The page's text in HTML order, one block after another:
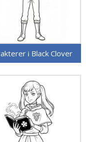
i Black Clover